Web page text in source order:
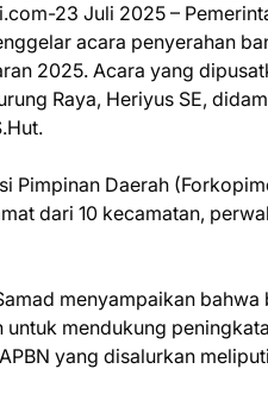
23 Juli 2025 –
acara penyerahan
2025. Acara yang
Raya, Heriyus SE,
Pimpinan Daerah
dari 10 kecamatan,
menyampaikan
untuk mendukung
yang disalurkan